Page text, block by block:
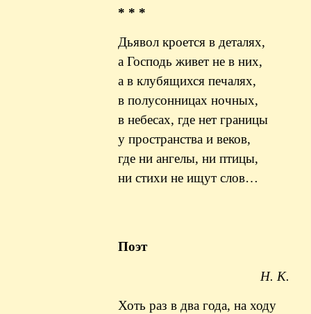
* * *
Дьявол кроется в деталях,
а Господь живет не в них,
а в клубящихся печалях,
в полусонницах ночных,
в небесах, где нет границы
у пространства и веков,
где ни ангелы, ни птицы,
ни стихи не ищут слов…
Поэт
Н. К.
Хоть раз в два года, на ходу